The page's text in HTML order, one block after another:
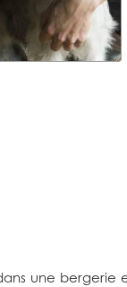
une bergerie